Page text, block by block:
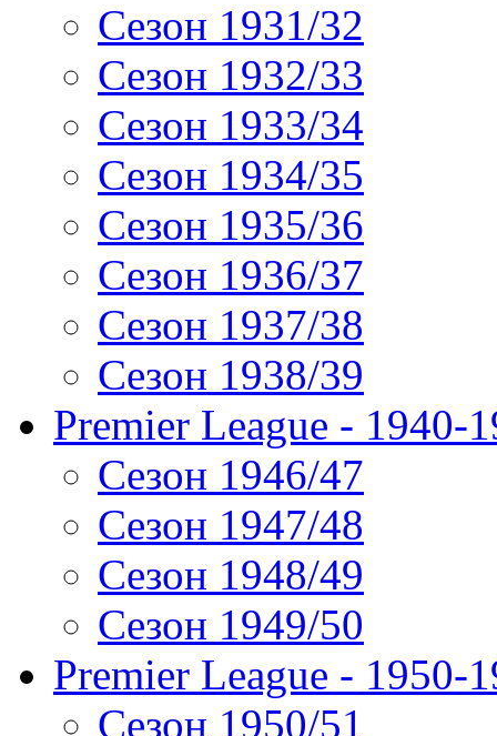
Сезон 1931/32
Сезон 1932/33
Сезон 1933/34
Сезон 1934/35
Сезон 1935/36
Сезон 1936/37
Сезон 1937/38
Сезон 1938/39
Premier League - 1940-
Сезон 1946/47
Сезон 1947/48
Сезон 1948/49
Сезон 1949/50
Premier League - 1950-
Сезон 1950/51